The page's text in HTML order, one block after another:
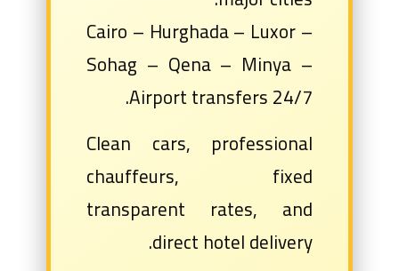
Cairo – Hurghada – Luxor –
Sohag – Qena – Minya –
Airport transfers 24/7.
Clean cars, professional
chauffeurs, fixed
transparent rates, and
direct hotel delivery.